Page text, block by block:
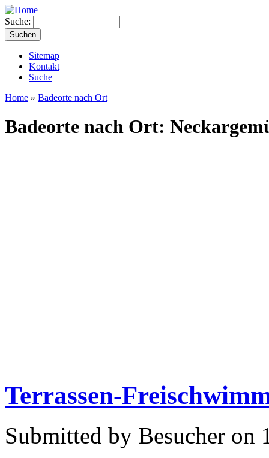
Suche:
Sitemap
Kontakt
Suche
Home » Badeorte nach Ort
Badeorte nach Ort:
Terrassen-
Submitted by Besucher on